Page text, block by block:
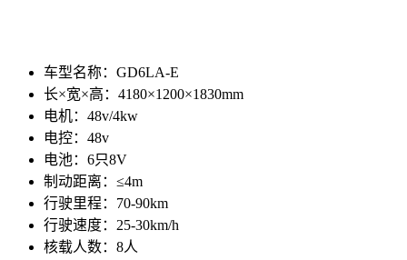
车型名称：GD6LA-E
长×宽×高：4180×1200×1830mm
电机：48v/4kw
电控：48v
电池：6只8V
制动距离：≤4m
行驶里程：70-90km
行驶速度：25-30km/h
核载人数：8人